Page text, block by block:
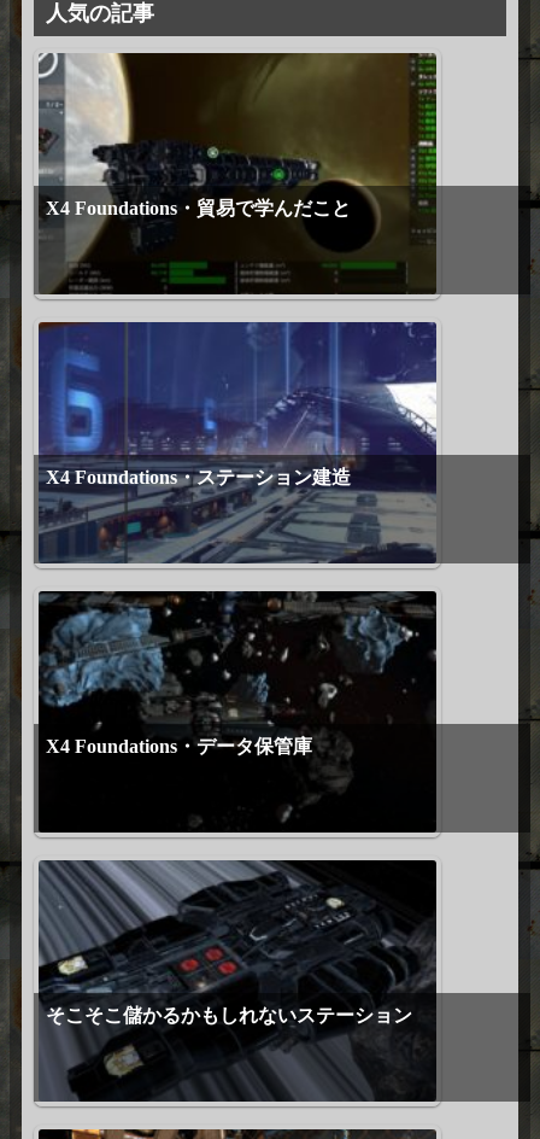
人気の記事
X4 Foundations・貿易で学んだこと
X4 Foundations・ステーション建造
X4 Foundations・データ保管庫
そこそこ儲かるかもしれないステーション